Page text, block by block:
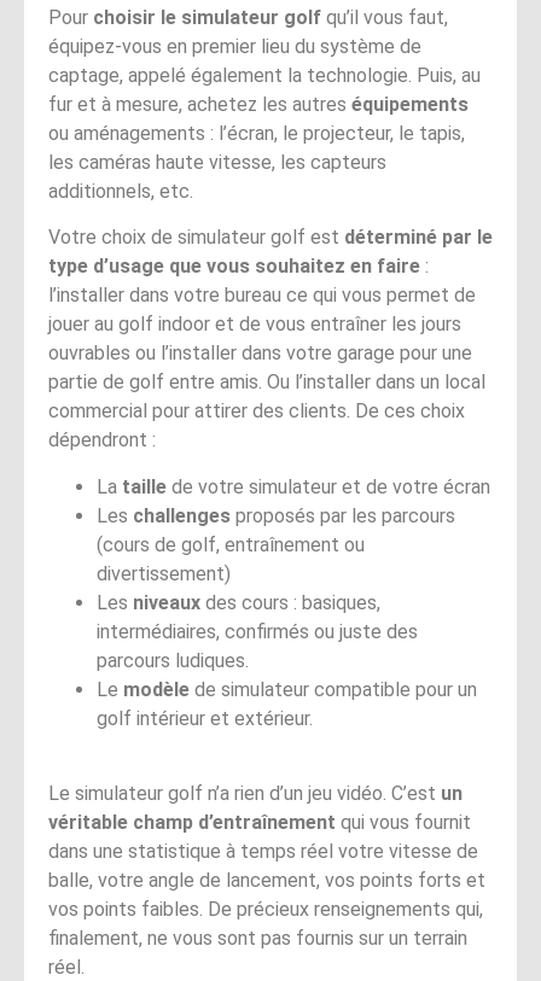
Pour choisir le simulateur golf qu’il vous faut,
équipez-vous en premier lieu du système de
captage, appelé également la technologie. Puis, au
fur et à mesure, achetez les autres équipements
ou aménagements : l’écran, le projecteur, le tapis,
les caméras haute vitesse, les capteurs
additionnels, etc.
Votre choix de simulateur golf est déterminé par le
type d’usage que vous souhaitez en faire :
l’installer dans votre bureau ce qui vous permet de
jouer au golf indoor et de vous entraîner les jours
ouvrables ou l’installer dans votre garage pour une
partie de golf entre amis. Ou l’installer dans un local
commercial pour attirer des clients. De ces choix
dépendront :
La taille de votre simulateur et de votre écran
Les challenges proposés par les parcours
(cours de golf, entraînement ou
divertissement)
Les niveaux des cours : basiques,
intermédiaires, confirmés ou juste des
parcours ludiques.
Le modèle de simulateur compatible pour un
golf intérieur et extérieur.
Le simulateur golf n’a rien d’un jeu vidéo. C’est un
véritable champ d’entraînement qui vous fournit
dans une statistique à temps réel votre vitesse de
balle, votre angle de lancement, vos points forts et
vos points faibles. De précieux renseignements qui,
finalement, ne vous sont pas fournis sur un terrain
réel.